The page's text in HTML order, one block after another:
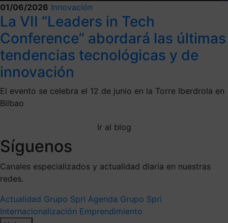
01/06/2026 Innovación
La VII “Leaders in Tech
Conference” abordará las últimas
tendencias tecnológicas y de
innovación
El evento se celebra el 12 de junio en la Torre Iberdrola en
Bilbao
Ir al blog
Síguenos
Canales especializados y actualidad diaria en nuestras
redes.
Actualidad Grupo Spri Agenda Grupo Spri
Internacionalización Emprendimiento